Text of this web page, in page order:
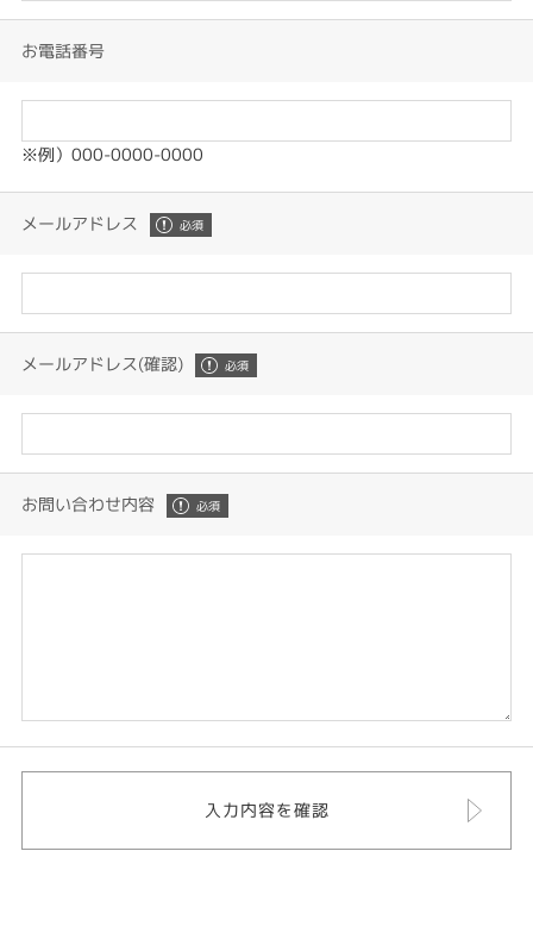
お電話番号
※例）000-0000-0000
メールアドレス
メールアドレス(確認)
お問い合わせ内容